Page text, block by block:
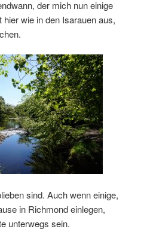
der mich nun einige
wie in den Isarauen aus,
sind. Auch wenn einige,
in Richmond einlegen,
unterwegs sein.